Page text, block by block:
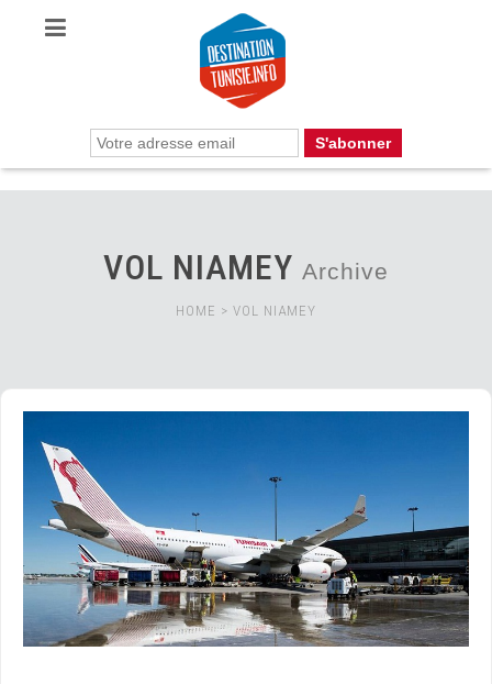
VOL NIAMEY Archive
HOME > VOL NIAMEY